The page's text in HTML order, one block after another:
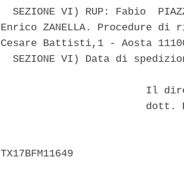
SEZIONE VI) RUP: Fabio
Enrico ZANELLA. Procedure
Cesare Battisti,1 - Aosta
SEZIONE VI) Data di
Il